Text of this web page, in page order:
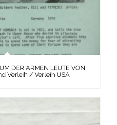
DER ARMEN LEUTE VON
Verleih / Verleih USA